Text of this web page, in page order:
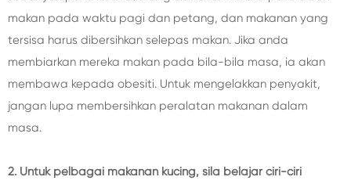
makan pada waktu pagi dan petang, dan makanan yang
tersisa harus dibersihkan selepas makan. Jika anda
membiarkan mereka makan pada bila-bila masa, ia akan
membawa kepada obesiti. Untuk mengelakkan penyakit,
jangan lupa membersihkan peralatan makanan dalam
masa.
2. Untuk pelbagai makanan kucing, sila belajar ciri-ciri